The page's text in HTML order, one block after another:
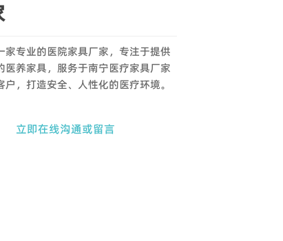
家专业的医院家具厂家，专注于提供
医养家具，服务于南宁医疗家具厂家
户，打造安全、人性化的医疗环境。
立即在线沟通或留言